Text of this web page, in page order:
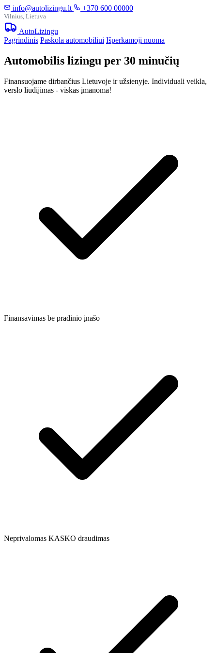
info@autolizingu.lt +370 600 00000
Vilnius, Lietuva
AutoLizingu
Pagrindinis Paskola automobiliui Išperkamoji nuoma
Automobilis lizingu per 30 minučių
Finansuojame dirbančius Lietuvoje ir užsienyje. Individuali veikla,
verslo liudijimas - viskas įmanoma!
Finansavimas be pradinio įnašo
Neprivalomas KASKO draudimas